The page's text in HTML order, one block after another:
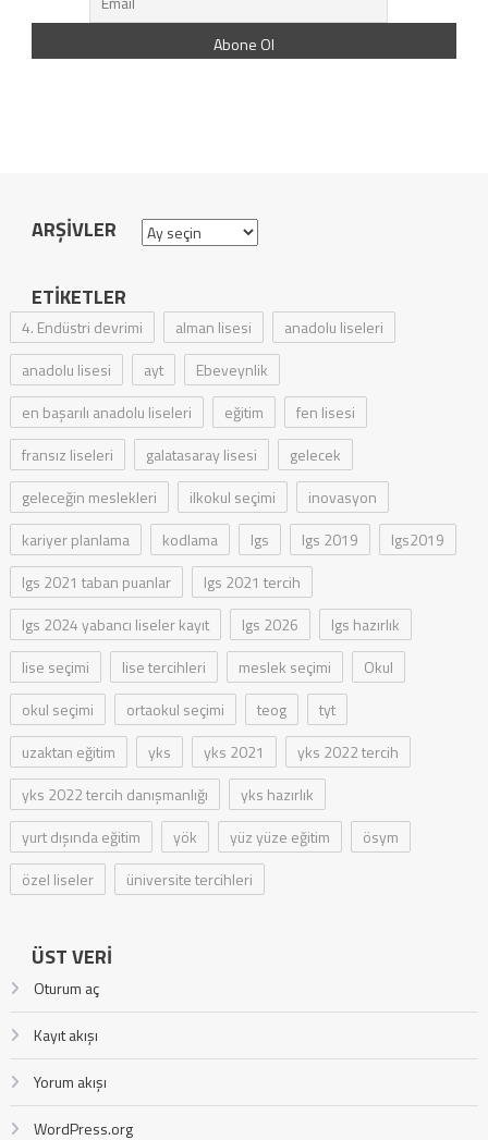
ARŞIVLER Arşivler
ETIKETLER
4. Endüstri devrimi alman lisesi
anadolu liseleri
anadolu lisesi
ayt
Ebeveynlik
en başarılı anadolu liseleri
eğitim
fen lisesi
fransız liseleri
galatasaray lisesi
gelecek
geleceğin meslekleri
ilkokul seçimi
inovasyon
kariyer planlama
kodlama lgs lgs 2019
lgs2019
lgs 2021 taban puanlar
lgs 2021 tercih
lgs 2024 yabancı liseler kayıt
lgs 2026
lgs hazırlık
lise seçimi
lise tercihleri meslek seçimi
Okul
okul seçimi
ortaokul seçimi teog
tyt
uzaktan eğitim
yks yks 2021
yks 2022 tercih
yks 2022 tercih danışmanlığı
yks hazırlık
yurt dışında eğitim
yök yüz yüze eğitim
ösym
özel liseler
üniversite tercihleri
ÜST VERI
Oturum aç
Kayıt akışı
Yorum akışı
WordPress.org